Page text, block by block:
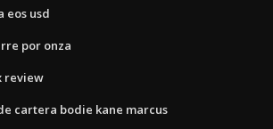
eos usd
por onza
review
cartera bodie kane marcus